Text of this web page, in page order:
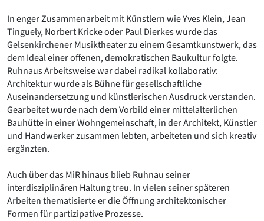
In enger Zusammenarbeit mit Künstlern wie Yves Klein, Jean
Tinguely, Norbert Kricke oder Paul Dierkes wurde das
Gelsenkirchener Musiktheater zu einem Gesamtkunstwerk, das
dem Ideal einer offenen, demokratischen Baukultur folgte.
Ruhnaus Arbeitsweise war dabei radikal kollaborativ:
Architektur wurde als Bühne für gesellschaftliche
Auseinandersetzung und künstlerischen Ausdruck verstanden.
Gearbeitet wurde nach dem Vorbild einer mittelalterlichen
Bauhütte in einer Wohngemeinschaft, in der Architekt, Künstler
und Handwerker zusammen lebten, arbeiteten und sich kreativ
ergänzten.
Auch über das MiR hinaus blieb Ruhnau seiner
interdisziplinären Haltung treu. In vielen seiner späteren
Arbeiten thematisierte er die Öffnung architektonischer
Formen für partizipative Prozesse.